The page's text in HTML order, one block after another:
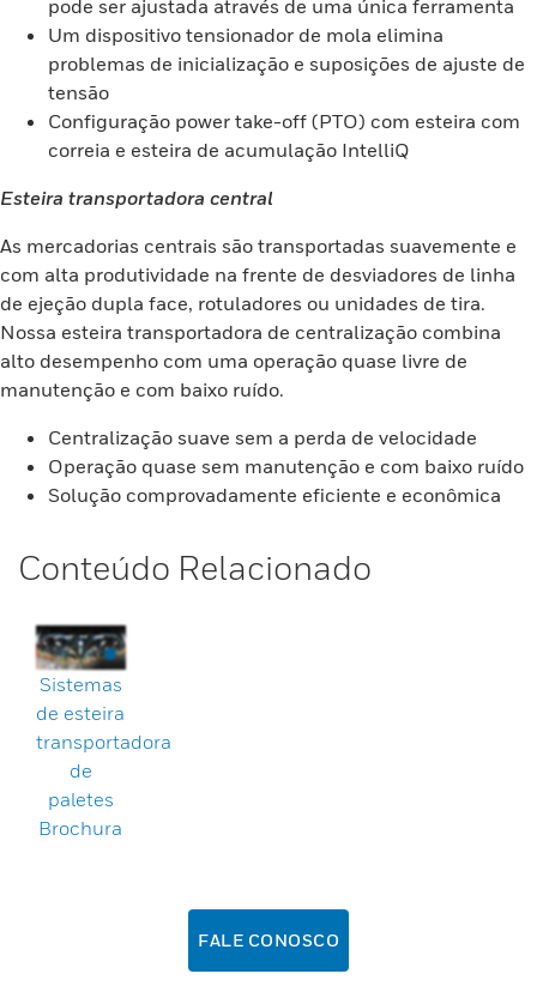
pode ser ajustada através de uma única ferramenta
Um dispositivo tensionador de mola elimina
problemas de inicialização e suposições de ajuste de
tensão
Configuração power take-off (PTO) com esteira com
correia e esteira de acumulação IntelliQ
Esteira transportadora central
As mercadorias centrais são transportadas suavemente e
com alta produtividade na frente de desviadores de linha
de ejeção dupla face, rotuladores ou unidades de tira.
Nossa esteira transportadora de centralização combina
alto desempenho com uma operação quase livre de
manutenção e com baixo ruído.
Centralização suave sem a perda de velocidade
Operação quase sem manutenção e com baixo ruído
Solução comprovadamente eficiente e econômica
Conteúdo Relacionado
Sistemas
de esteira
transportadora
de
paletes
Brochura
FALE CONOSCO